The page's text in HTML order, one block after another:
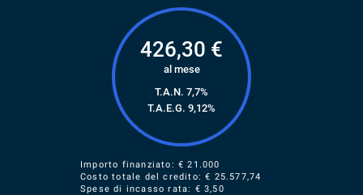
426,30 €
al mese
T.A.N. 7,7%
T.A.E.G. 9,12%
Importo finanziato: €21.000
Costo totale del credito: € 25.577,74
Spese di incasso rata: € 3,50